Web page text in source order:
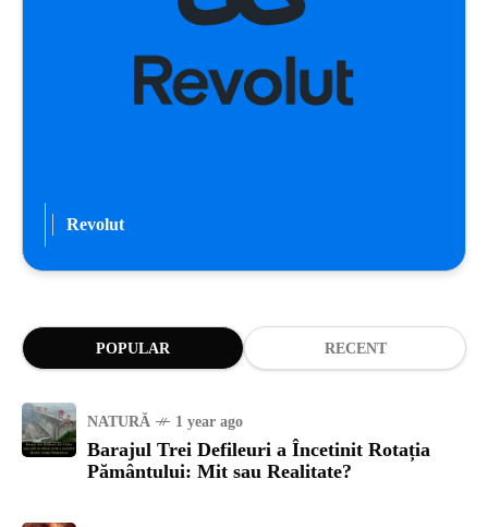
Revolut
POPULAR RECENT
NATURĂ 1 year ago
Barajul Trei Defileuri a Încetinit Rotația
Pământului: Mit sau Realitate?